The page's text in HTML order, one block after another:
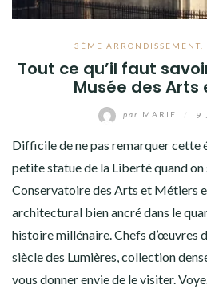
3ÈME ARRONDISSEMENT,
Tout ce qu’il faut
Musée des Arts
par MARIE 9
Difficile de ne pas remarquer cette
petite statue de la Liberté quand
Conservatoire des Arts et Métiers
architectural bien ancré dans le
histoire millénaire. Chefs d’œuvres
siècle des Lumières, collection
vous donner envie de le visiter.